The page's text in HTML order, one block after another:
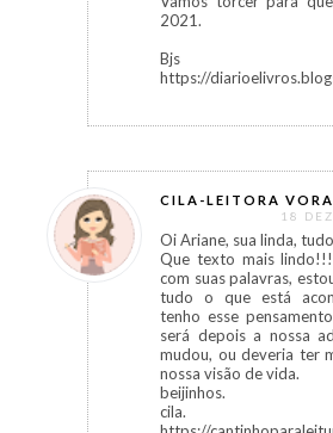
2021.
Bjs
https://
CILA-LEITORA
18
Oi Ariane, sua linda,
Que texto mais
com suas palavras,
tudo o que está
tenho esse
será depois a nossa
mudou, ou deveria ter
nossa visão de vida.
beijinhos.
cila.